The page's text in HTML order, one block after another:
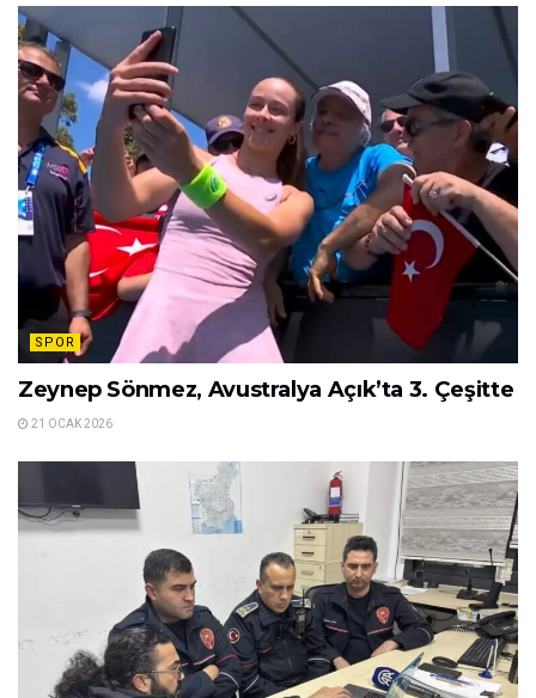
SPOR
Zeynep Sönmez, Avustralya Açık’ta 3. Çeşitte
21 OCAK 2026